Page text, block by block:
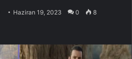
Haziran 19, 2023 0 8